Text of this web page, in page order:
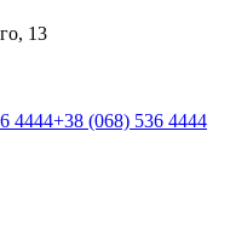
13
4444+38 (068) 536 4444